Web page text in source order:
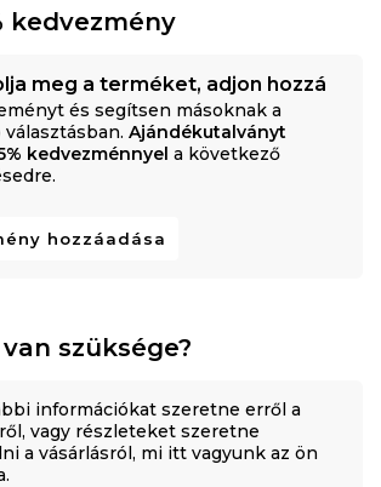
kedvezmény
meg a terméket, adjon hozzá
és segítsen másoknak a
Ajándékutalványt
kedvezménnyel a következő
hozzáadása
szüksége?
információkat szeretne erről a
vagy részleteket szeretne
a vásárlásról, mi itt vagyunk az ön